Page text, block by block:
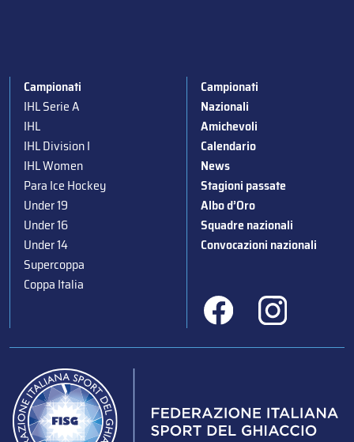
Campionati
IHL Serie A
IHL
IHL Division I
IHL Women
Para Ice Hockey
Under 19
Under 16
Under 14
Supercoppa
Coppa Italia
Campionati
Nazionali
Amichevoli
Calendario
News
Stagioni passate
Albo d’Oro
Squadre nazionali
Convocazioni nazionali